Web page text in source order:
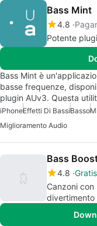
Bass Mint
4.8
Potente
Bass Mint è
basse frequenze,
plugin AUv3. Questa
iPhoneEffetti Di BassiBasso
Miglioramento Audio
Bass
4.8 Gratis
Canzoni con
divertimento